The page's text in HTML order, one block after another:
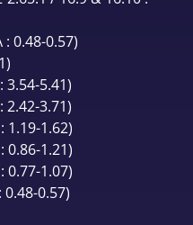
: 0.48-0.57)
3.54-5.41)
2.42-3.71)
1.19-1.62)
0.86-1.21)
0.77-1.07)
0.48-0.57)